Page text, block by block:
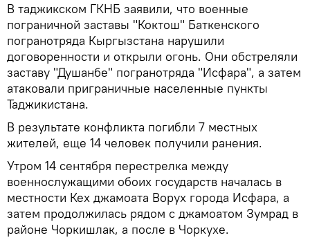
В таджикском ГКНБ заявили, что военные
пограничной заставы "Коктош" Баткенского
погранотряда Кыргызстана нарушили
договоренности и открыли огонь. Они обстреляли
заставу "Душанбе" погранотряда "Исфара", а затем
атаковали приграничные населенные пункты
Таджикистана.
В результате конфликта погибли 7 местных
жителей, еще 14 человек получили ранения.
Утром 14 сентября перестрелка между
военнослужащими обоих государств началась в
местности Кех джамоата Ворух города Исфара, а
затем продолжилась рядом с джамоатом Зумрад в
районе Чоркишлак, а после в Чоркухе.